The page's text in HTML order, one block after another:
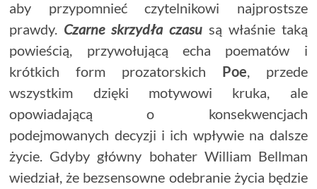
aby przypomnieć czytelnikowi najprostsze
prawdy. Czarne skrzydła czasu są właśnie taką
powieścią, przywołującą echa poematów i
krótkich form prozatorskich Poe, przede
wszystkim dzięki motywowi kruka, ale
opowiadającą o konsekwencjach
podejmowanych decyzji i ich wpływie na dalsze
życie. Gdyby główny bohater William Bellman
wiedział, że bezsensowne odebranie życia będzie